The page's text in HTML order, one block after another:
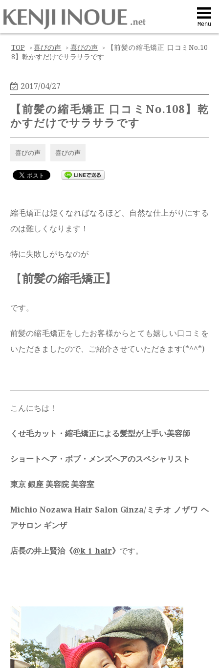
Menu
Q&A
Menu
TOP >喜びの声 >喜びの声 >
【前髪の縮毛矯正 口コミNo.10
8】乾かすだけでサラサラです
2017/04/27
【前髪の縮毛矯正 口コミNo.108】乾
かすだけでサラサラです
喜びの声 喜びの声
縮毛矯正は短くなればなるほど、自然な仕上がりにする
のは難しくなります！
特に失敗しがちなのが
【前髪の縮毛矯正】
です。
前髪の縮毛矯正をしたお客様からとても嬉しい口コミを
いただきましたので、ご紹介させていただきます(*^^*)
こんにちは！
くせ毛カット・縮毛矯正による髪型が上手い美容師
ショートヘア・ボブ・メンズヘアのスペシャリスト
東京 銀座 美容院 美容室
Michio Nozawa Hair Salon Ginza/ミチオ ノザワ ヘ
アサロン ギンザ
店長の井上賢治《@k_i_hair》 です。